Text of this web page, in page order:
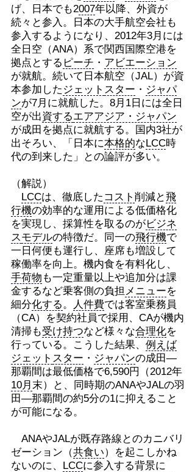
げ、日本でも2007年以降、外資が
続々と参入。日本の大手航空会社も
参入するようになり、2012年3月には
全日空（ANA）系で関西国際空港を
拠点とする ピーチ ・ アビエーション
が就航。続いて日本航空（JAL）が資
本参加した ジェット スター ・ ジャパ
ンが7月に就航した。8月1日には全日
空が出資するエアアジア・ジャパン
が成田を拠点に就航する。国内3社が
出そろい、「日本に本格的なLCC時
代の到来した」との論評が多い。
（解説）
LCCは、徹底した コスト 削減と飛
行機の効率的な運用による低価格化
を実現し、採算性を取るのがビジネ
スモデルの特徴だ。同一の飛行機で
一日何便も運行し、座席も増設して
稼働率を向上。機内食を有料化し、
手荷物 も一定重量以上や追加分は課
金するなど乗客側の負担 メニューを
細分化する。 人件費では客室乗務員
（CA）を契約社員で採用、CAが機内
清掃も受け持つなど様々な合理化を
行っている。こうした結果、 例えば
ジェット スター ・ ジャパンの成田―
那覇間は最低価格で6,590円（2012年
10月 末）と、同時期のANAやJALの羽
田―那覇間の約5分の1に抑えること
が可能になる。
ANAやJALが既存路線とのカニバリ
ゼーション（共食い）を起こしかね
ないのに、 LCCに参入する背景に